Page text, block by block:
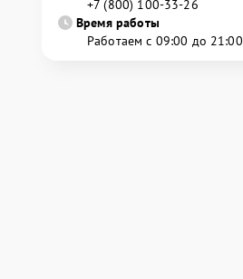
+7 (800) 100-33-26
Время работы
Работаем с 09:00 до 21:00